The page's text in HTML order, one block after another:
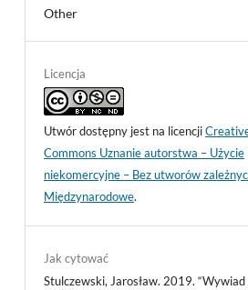
Other
Licencja
Utwór dostępny jest na licencji
Commons Uznanie autorstwa – Użycie
niekomercyjne – Bez utworów
Międzynarodowe.
Jak cytować
Stulczewski, Jarosław. 2019. “Wywiad